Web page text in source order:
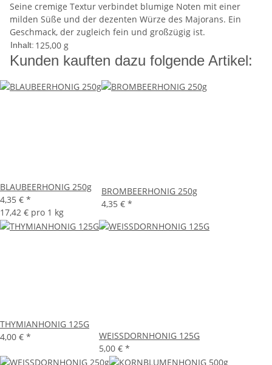
Seine cremige Textur verbindet blumige Noten mit einer
milden Süße und der dezenten Würze des Majorans. Ein
Geschmack, der zugleich fein und großzügig ist.
Inhalt: 125,00 g
Kunden kauften dazu folgende Artikel:
BLAUBEERHONIG 250g
4,35 € *
17,42 € pro 1 kg
BROMBEERHONIG 250g
4,35 € *
THYMIANHONIG 125G
4,00 € *
WEISSDORNHONIG 125G
5,00 € *